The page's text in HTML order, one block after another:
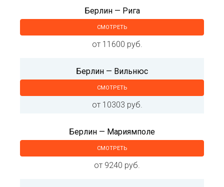
Берлин — Рига
СМОТРЕТЬ
от 11600 руб.
Берлин — Вильнюс
СМОТРЕТЬ
от 10303 руб.
Берлин — Мариямполе
СМОТРЕТЬ
от 9240 руб.